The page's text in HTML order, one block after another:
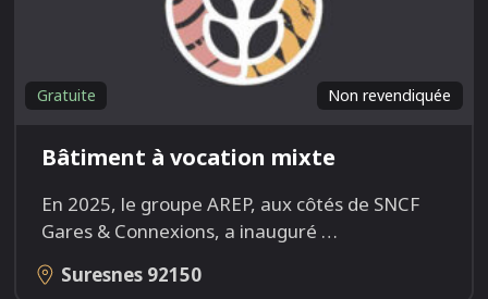
Non revendiquée
Gratuite
Bâtiment à vocation mixte
En 2025, le groupe AREP, aux côtés de SNCF
Gares & Connexions, a inauguré …
Suresnes 92150